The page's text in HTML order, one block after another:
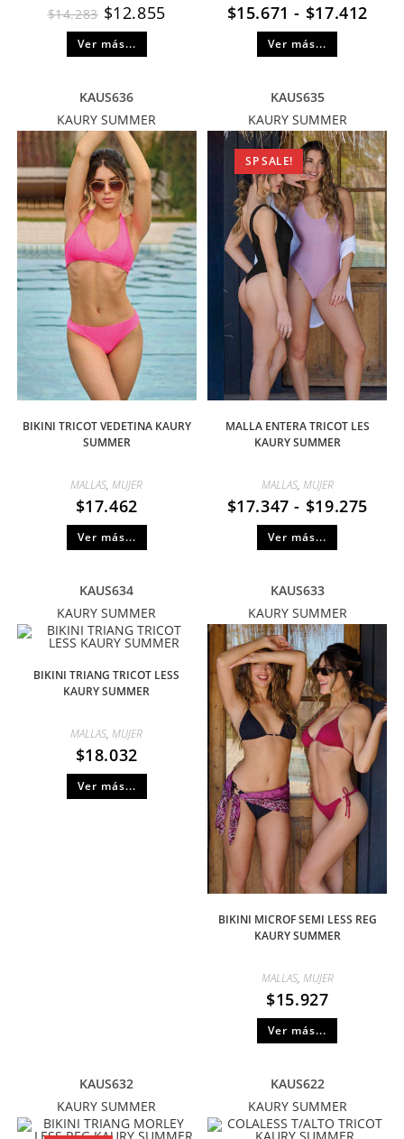
$14.283 $12.855
Ver más...
$15.671 - $17.412
Ver más...
KAUS636
KAURY SUMMER
BIKINI TRICOT VEDETINA KAURY
SUMMER
MALLAS,MUJER
$17.462
Ver más...
KAUS635
KAURY SUMMER
SP SALE!
MALLA ENTERA TRICOT LES
KAURY SUMMER
MALLAS, MUJER
$17.347 - $19.275
Ver más...
KAUS634
KAURY SUMMER
BIKINI TRIANG TRICOT LESS
KAURY SUMMER
MALLAS,MUJER
$18.032
Ver más...
KAUS633
KAURY SUMMER
BIKINI MICROF SEMI LESS REG
KAURY SUMMER
MALLAS, MUJER
$15.927
Ver más...
KAUS632
KAURY SUMMER
KAUS622
KAURY SUMMER